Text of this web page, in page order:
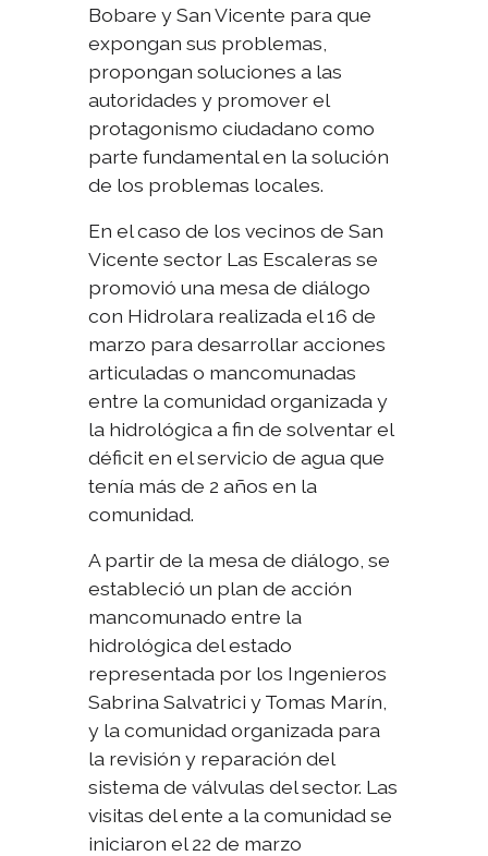
Bobare y San Vicente para que
expongan sus problemas,
propongan soluciones a las
autoridades y promover el
protagonismo ciudadano como
parte fundamental en la solución
de los problemas locales.
En el caso de los vecinos de San
Vicente sector Las Escaleras se
promovió una mesa de diálogo
con Hidrolara realizada el 16 de
marzo para desarrollar acciones
articuladas o mancomunadas
entre la comunidad organizada y
la hidrológica a fin de solventar el
déficit en el servicio de agua que
tenía más de 2 años en la
comunidad.
A partir de la mesa de diálogo, se
estableció un plan de acción
mancomunado entre la
hidrológica del estado
representada por los Ingenieros
Sabrina Salvatrici y Tomas Marín,
y la comunidad organizada para
la revisión y reparación del
sistema de válvulas del sector. Las
visitas del ente a la comunidad se
iniciaron el 22 de marzo